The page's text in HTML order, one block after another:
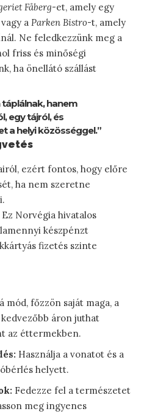
Fåberg-et, amely egy
a Parken Bistro-t, amely
Ne feledkezzünk meg a
friss és minőségi
ha önellátó szállást
hanem
egy tájról, és
a helyi közösséggel.”
ezért fontos, hogy előre
ha nem szeretne
Ez Norvégia hivatalos
készpénzt
fizetés szinte
mód, főzzön saját maga, a
áron juthat
az éttermekben.
Használja a vonatot és a
helyett.
Fedezze fel a természetet
meg ingyenes